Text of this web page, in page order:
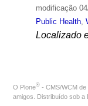
modificação
Public Health,
Localizado
O Plone® - CMS/WCM de
amigos. Distribuído sob a